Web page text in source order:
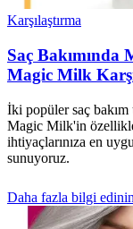
Karşılaştırma
Saç
Magic Milk
İki popüler saç
Magic Milk'in
ihtiyaçlarınıza en
sunuyoruz.
Daha fazla bilgi edinin